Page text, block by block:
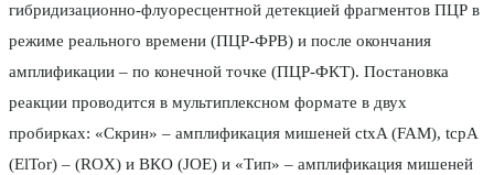
гибридизационно-флуоресцентной детекцией фрагментов ПЦР в
режиме реального времени (ПЦР-ФРВ) и после окончания
амплификации – по конечной точке (ПЦР-ФКТ). Постановка
реакции проводится в мультиплексном формате в двух
пробирках: «Скрин» – амплификация мишеней ctxA (FAM), tcpA
(ElTor) – (ROX) и ВКО (JOE) и «Тип» – амплификация мишеней